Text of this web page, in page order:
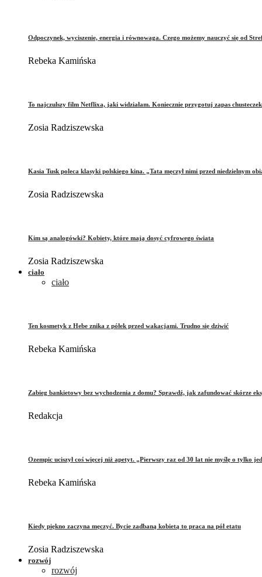
Odpoczynek, wyciszenie, energia i równowaga. Czego możemy nauczyć się od
Rebeka Kamińska
To najczulszy film Netflixa, jaki widziałam. Koniecznie przygotuj zapas chusteczek
Zosia Radziszewska
Kasia Tusk poleca klasyki polskiego kina. „Tata męczył nimi przed niedzielnym
Zosia Radziszewska
Kim są analogówki? Kobiety, które mają dosyć cyfrowego świata
Zosia Radziszewska
ciało
ciało
Ten kosmetyk z Hebe znika z półek przed wakacjami. Trudno się dziwić
Rebeka Kamińska
Zabieg bankietowy bez wychodzenia z domu? Sprawdź, jak zafundować skórze
Redakcja
Ozempic uciszył coś więcej niż apetyt. „Pierwszy raz od 30 lat nie myślę o tylko
Rebeka Kamińska
Kiedy piękno zaczyna męczyć. Bycie zadbaną kobietą to praca na pół etatu
Zosia Radziszewska
rozwój
rozwój